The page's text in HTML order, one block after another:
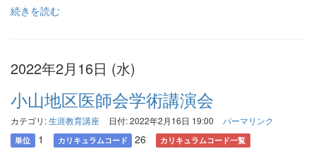
続きを読む
2022年2月16日 (水)
小山地区医師会学術講演会
カテゴリ:生涯教育講座 日付: 2022年2月16日 19:00 パーマリンク
単位 1 カリキュラムコード 26 カリキュラムコード一覧